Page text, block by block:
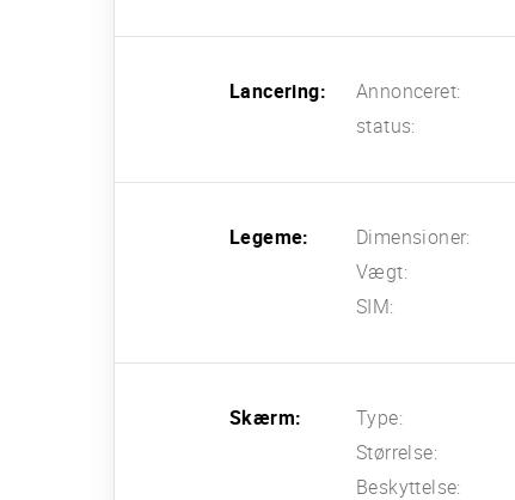
Lancering: Annonceret:
status:
Legeme: Dimensioner:
Vægt:
SIM:
Skærm: Type:
Størrelse:
Beskyttelse: